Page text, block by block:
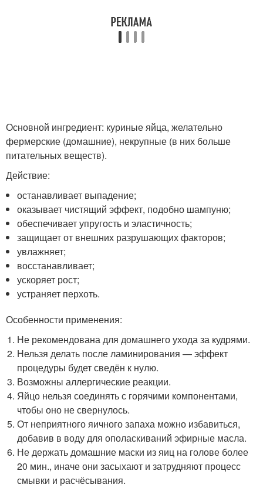
Основной ингредиент: куриные яйца, желательно
фермерские (домашние), некрупные (в них больше
питательных веществ).
Действие:
останавливает выпадение;
оказывает чистящий эффект, подобно шампуню;
обеспечивает упругость и эластичность;
защищает от внешних разрушающих факторов;
увлажняет;
восстанавливает;
ускоряет рост;
устраняет перхоть.
Особенности применения:
Не рекомендована для домашнего ухода за кудрями.
Нельзя делать после ламинирования — эффект
процедуры будет сведён к нулю.
Возможны аллергические реакции.
Яйцо нельзя соединять с горячими компонентами,
чтобы оно не свернулось.
От неприятного яичного запаха можно избавиться,
добавив в воду для ополаскиваний эфирные масла.
Не держать домашние маски из яиц на голове более
20 мин., иначе они засыхают и затрудняют процесс
смывки и расчёсывания.